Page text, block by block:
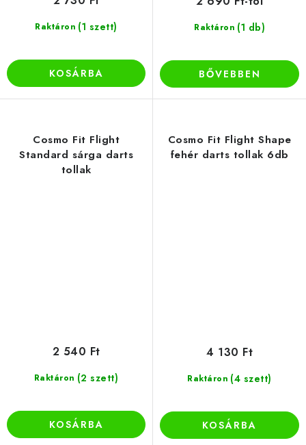
Raktáron (1 szett)
KOSÁRBA
Raktáron (1 db)
BŐVEBBEN
Cosmo Fit Flight
Standard sárga darts
tollak
Raktáron (2 szett)
2 540 Ft
KOSÁRBA
Cosmo Fit Flight Shape
fehér darts tollak 6db
Raktáron (4 szett)
4 130 Ft
KOSÁRBA